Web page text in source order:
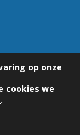
op onze
cookies we
.